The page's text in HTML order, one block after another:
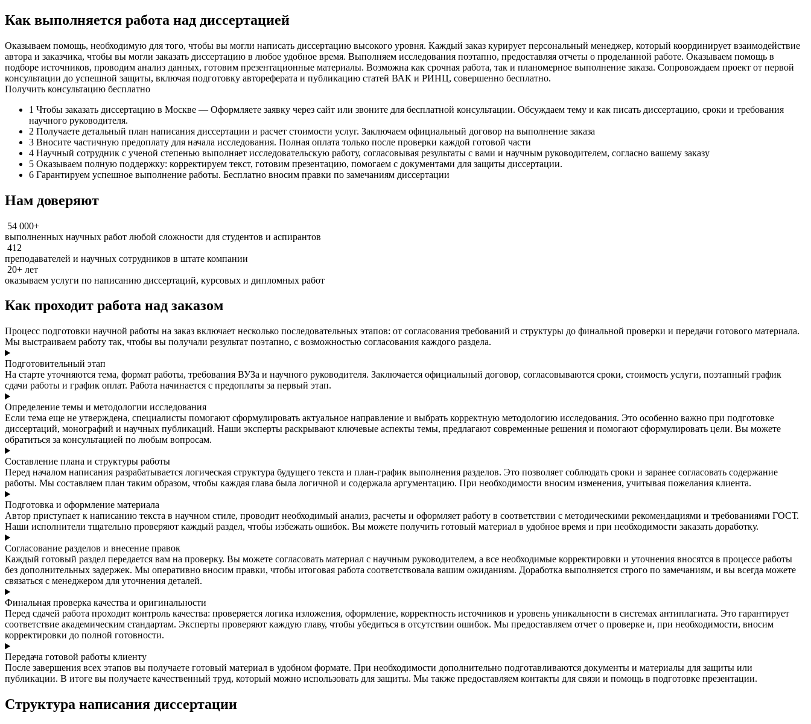
Как выполняется работа над диссертацией
Оказываем помощь, необходимую для того, чтобы вы могли написать диссертацию высокого уровня. Каждый заказ курирует персональный менеджер, который координирует взаимодействие
автора и заказчика, чтобы вы могли заказать диссертацию в любое удобное время. Выполняем исследования поэтапно, предоставляя отчеты о проделанной работе. Оказываем помощь в
подборе источников, проводим анализ данных, готовим презентационные материалы. Возможна как срочная работа, так и планомерное выполнение заказа. Сопровождаем проект от первой
консультации до успешной защиты, включая подготовку автореферата и публикацию статей ВАК и РИНЦ, совершенно бесплатно.
Получить консультацию бесплатно
1 Чтобы заказать диссертацию в Москве — Оформляете заявку через сайт или звоните для бесплатной консультации. Обсуждаем тему и как писать диссертацию, сроки и требования
научного руководителя.
2 Получаете детальный план написания диссертации и расчет стоимости услуг. Заключаем официальный договор на выполнение заказа
3 Вносите частичную предоплату для начала исследования. Полная оплата только после проверки каждой готовой части
4 Научный сотрудник с ученой степенью выполняет исследовательскую работу, согласовывая результаты с вами и научным руководителем, согласно вашему заказу
5 Оказываем полную поддержку: корректируем текст, готовим презентацию, помогаем с документами для защиты диссертации.
6 Гарантируем успешное выполнение работы. Бесплатно вносим правки по замечаниям диссертации
Нам доверяют
54 000+
выполненных научных работ любой сложности для студентов и аспирантов
412
преподавателей и научных сотрудников в штате компании
20+ лет
оказываем услуги по написанию диссертаций, курсовых и дипломных работ
Как проходит работа над заказом
Процесс подготовки научной работы на заказ включает несколько последовательных этапов: от согласования требований и структуры до финальной проверки и передачи готового материала.
Мы выстраиваем работу так, чтобы вы получали результат поэтапно, с возможностью согласования каждого раздела.
Подготовительный этап
На старте уточняются тема, формат работы, требования ВУЗа и научного руководителя. Заключается официальный договор, согласовываются сроки, стоимость услуги, поэтапный график
сдачи работы и график оплат. Работа начинается с предоплаты за первый этап.
Определение темы и методологии исследования
Если тема еще не утверждена, специалисты помогают сформулировать актуальное направление и выбрать корректную методологию исследования. Это особенно важно при подготовке
диссертаций, монографий и научных публикаций. Наши эксперты раскрывают ключевые аспекты темы, предлагают современные решения и помогают сформулировать цели. Вы можете
обратиться за консультацией по любым вопросам.
Составление плана и структуры работы
Перед началом написания разрабатывается логическая структура будущего текста и план-график выполнения разделов. Это позволяет соблюдать сроки и заранее согласовать содержание
работы. Мы составляем план таким образом, чтобы каждая глава была логичной и содержала аргументацию. При необходимости вносим изменения, учитывая пожелания клиента.
Подготовка и оформление материала
Автор приступает к написанию текста в научном стиле, проводит необходимый анализ, расчеты и оформляет работу в соответствии с методическими рекомендациями и требованиями ГОСТ.
Наши исполнители тщательно проверяют каждый раздел, чтобы избежать ошибок. Вы можете получить готовый материал в удобное время и при необходимости заказать доработку.
Согласование разделов и внесение правок
Каждый готовый раздел передается вам на проверку. Вы можете согласовать материал с научным руководителем, а все необходимые корректировки и уточнения вносятся в процессе работы
без дополнительных задержек. Мы оперативно вносим правки, чтобы итоговая работа соответствовала вашим ожиданиям. Доработка выполняется строго по замечаниям, и вы всегда можете
связаться с менеджером для уточнения деталей.
Финальная проверка качества и оригинальности
Перед сдачей работа проходит контроль качества: проверяется логика изложения, оформление, корректность источников и уровень уникальности в системах антиплагиата. Это гарантирует
соответствие академическим стандартам. Эксперты проверяют каждую главу, чтобы убедиться в отсутствии ошибок. Мы предоставляем отчет о проверке и, при необходимости, вносим
корректировки до полной готовности.
Передача готовой работы клиенту
После завершения всех этапов вы получаете готовый материал в удобном формате. При необходимости дополнительно подготавливаются документы и материалы для защиты или
публикации. В итоге вы получаете качественный труд, который можно использовать для защиты. Мы также предоставляем контакты для связи и помощь в подготовке презентации.
Структура написания диссертации